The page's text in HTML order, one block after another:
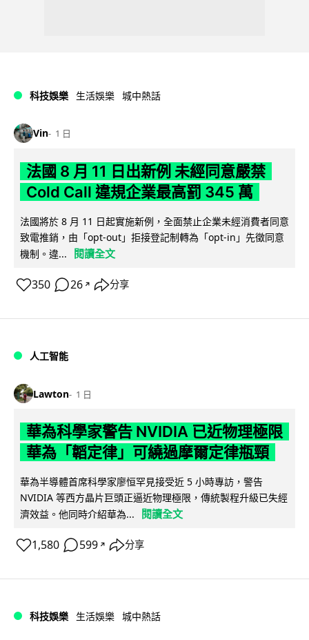
科技娛樂 生活娛樂 城中熱話
Vin 1 日
法國 8 月 11 日出新例 未經同意嚴禁
Cold Call 違規企業最高罰 345 萬
法國將於 8 月 11 日起實施新例，全面禁止企業未經消費者同意
致電推銷，由「opt-out」拒接登記制轉為「opt-in」先徵同意
機制。違...
閱讀全文
350 26 ↗ 分享
人工智能
Lawton 1 日
華為科學家警告 NVIDIA 已近物理極限
華為「韜定律」可繞過摩爾定律瓶頸
華為半導體首席科學家廖恒罕見接受近 5 小時專訪，警告
NVIDIA 等西方晶片巨頭正逼近物理極限，傳統製程升級已失經
濟效益。他同時介紹華為...
閱讀全文
1,580 599 ↗ 分享
科技娛樂 生活娛樂 城中熱話